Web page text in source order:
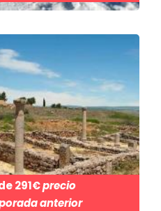
291€precio
anterior